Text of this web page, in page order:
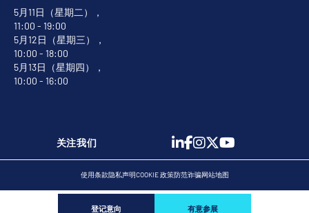
登记意向 有意参展
5月11日（星期二），
11:00 - 19:00
5月12日（星期三），
10:00 - 18:00
5月13日（星期四），
10:00 - 16:00
关注我们
使用条款隐私声明COOKIE 政策防范诈骗网站地图